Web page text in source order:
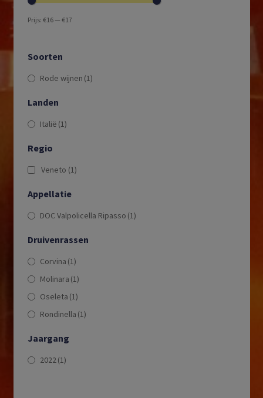
Prijs: €16— €17
Soorten
Rode wijnen (1)
Landen
Italië (1)
Regio
Veneto (1)
Appellatie
DOC Valpolicella Ripasso (1)
Druivenrassen
Corvina (1)
Molinara (1)
Oseleta (1)
Rondinella (1)
Jaargang
2022(1)